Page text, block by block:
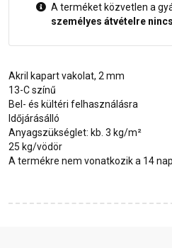
A terméket közvetlen a
személyes átvételre
Akril kapart vakolat, 2 mm
13-C színű
Bel- és kültéri felhasználásra
Időjárásálló
Anyagszükséglet: kb. 3 kg/m²
25 kg/vödör
A termékre nem vonatkozik a 14